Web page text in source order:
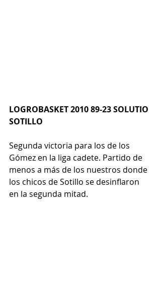
LOGROBASKET 2010 89-23 SOLUTIO
SOTILLO
Segunda victoria para los de los
Gómez en la liga cadete. Partido de
menos a más de los nuestros donde
los chicos de Sotillo se desinflaron
en la segunda mitad.